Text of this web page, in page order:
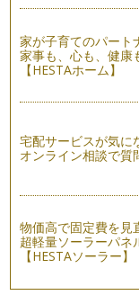
雪が降る季節です
な光景が広がって
「クリスマスツリー
クリスマスも、も
節。 前回のクリス
「クリスマスリー
もうすぐ、みんな
ころころ、ころこ
いい、りんごを作
家が子育てのパート
家事も、心も、健康
【HESTAホーム】
宅配サービスが気に
オンライン相談で質
物価高で固定費を見
超軽量ソーラーパネ
【HESTAソーラー】